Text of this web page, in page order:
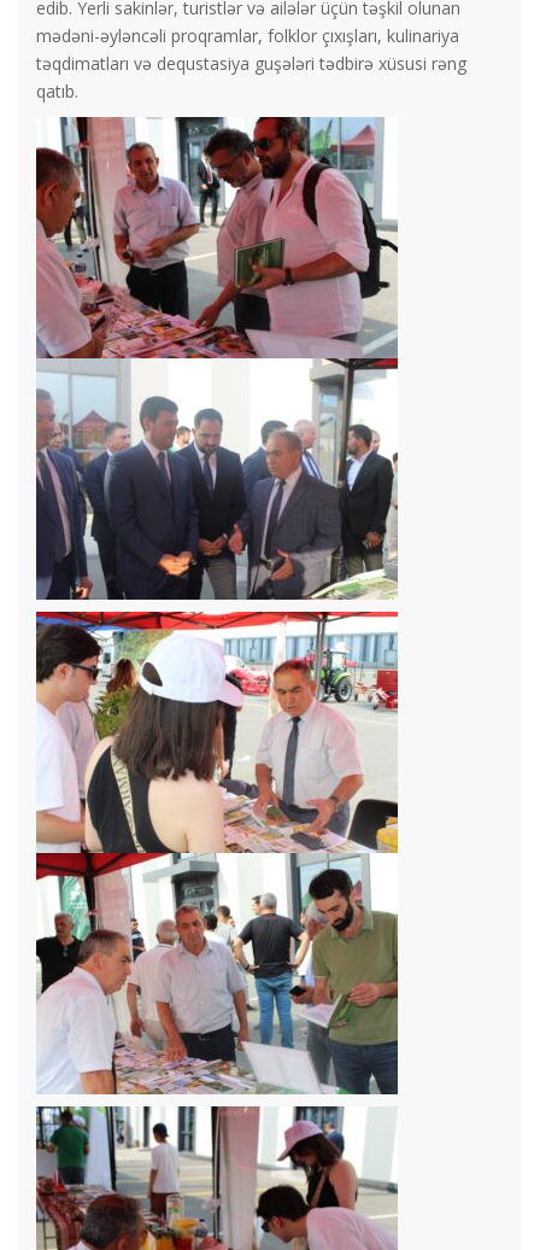
edib. Yerli sakinlər, turistlər və ailələr üçün təşkil olunan
mədəni-əyləncəli proqramlar, folklor çıxışları, kulinariya
təqdimatları və dequstasiya guşələri tədbirə xüsusi rəng
qatıb.